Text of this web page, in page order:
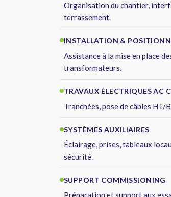
Organisation du chantier,
terrassement.
INSTALLATION &
Assistance à la mise en place
transformateurs.
TRAVAUX ÉLECTRIQUES AC
Tranchées, pose de câbles HT/
SYSTÈMES AUXILIAIRES
Éclairage, prises, tableaux
sécurité.
SUPPORT COMMISSIONING
Préparation et support aux